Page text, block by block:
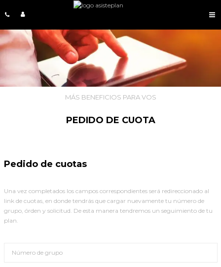
MÁS BENEFICIOS PARA VOS
PEDIDO DE CUOTA
Pedido de cuotas
Una vez completados los campos correspondientes será redireccionado al
link de cuotas, en donde tendrás que cargar nuevamente tu número de
grupo, órden y solicitud. De esta manera tendremos un seguimiento de tu
plan.